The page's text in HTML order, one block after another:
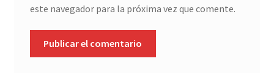
este navegador para la próxima vez que comente.